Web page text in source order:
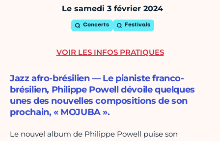
Le samedi 3 février 2024
Concerts Festivals
Jazz afro-brésilien — Le pianiste franco-
brésilien, Philippe Powell dévoile quelques
unes des nouvelles compositions de son
prochain, « MOJUBA ».
Le nouvel album de Philippe Powell puise son
VOIR LES INFOS PRATIQUES